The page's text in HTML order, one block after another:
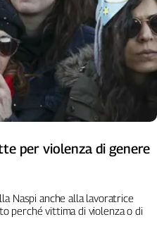
per violenza di genere
Naspi anche alla lavoratrice
perché vittima di violenza o di